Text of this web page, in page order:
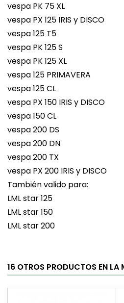
vespa PK 75 XL
vespa PX 125 IRIS y DISCO
vespa 125 T5
vespa PK 125 S
vespa PK 125 XL
vespa 125 PRIMAVERA
vespa 125 CL
vespa PX 150 IRIS y DISCO
vespa 150 CL
vespa 200 DS
vespa 200 DN
vespa 200 TX
vespa PX 200 IRIS y DISCO
También valido para:
LML star 125
LML star 150
LML star 200
16 OTROS PRODUCTOS EN